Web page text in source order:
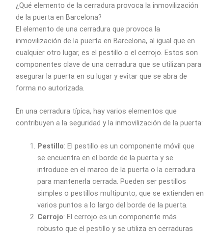
¿Qué elemento de la cerradura provoca la inmovilización
de la puerta en Barcelona?
El elemento de una cerradura que provoca la
inmovilización de la puerta en Barcelona, al igual que en
cualquier otro lugar, es el pestillo o el cerrojo. Estos son
componentes clave de una cerradura que se utilizan para
asegurar la puerta en su lugar y evitar que se abra de
forma no autorizada.
En una cerradura típica, hay varios elementos que
contribuyen a la seguridad y la inmovilización de la puerta:
Pestillo: El pestillo es un componente móvil que
se encuentra en el borde de la puerta y se
introduce en el marco de la puerta o la cerradura
para mantenerla cerrada. Pueden ser pestillos
simples o pestillos multipunto, que se extienden en
varios puntos a lo largo del borde de la puerta.
Cerrojo: El cerrojo es un componente más
robusto que el pestillo y se utiliza en cerraduras